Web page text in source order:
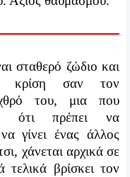
σταθερό ζώδιο και
κρίση σαν τον
του, μια που
ότι πρέπει να
γίνει ένας άλλος
χάνεται αρχικά σε
τελικά βρίσκει τον